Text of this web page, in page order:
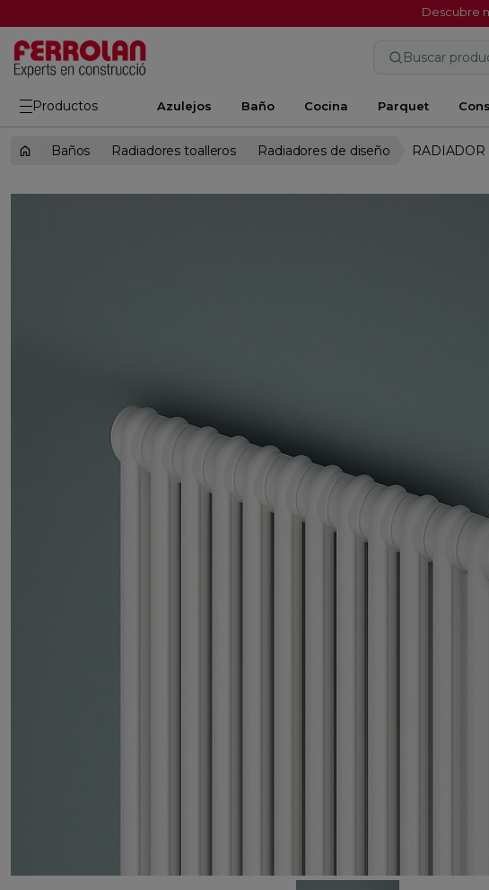
Descubre
Buscar
Productos Azulejos Baño Cocina Parquet
Baños Radiadores toalleros Radiadores de diseño